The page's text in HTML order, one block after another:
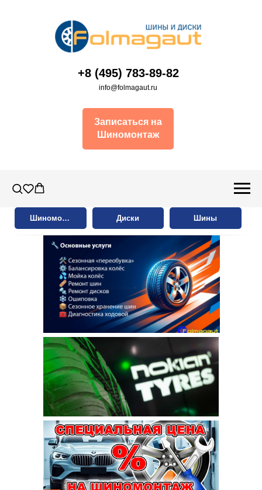
+8 (495) 783-89-82
info@folmagaut.ru
Записаться на
Шиномонтаж
Шиномонтаж Диски Шины